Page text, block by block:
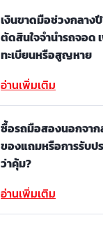
เงินขาดมือช่วงกลาง
ตัดสินใจจำนำรถจอด
ทะเบียนหรือสูญหาย
อ่านเพิ่มเติม
ซื้อรถมือสองนอกจา
ของแถมหรือการรับปร
ว่าคุ้ม?
อ่านเพิ่มเติม